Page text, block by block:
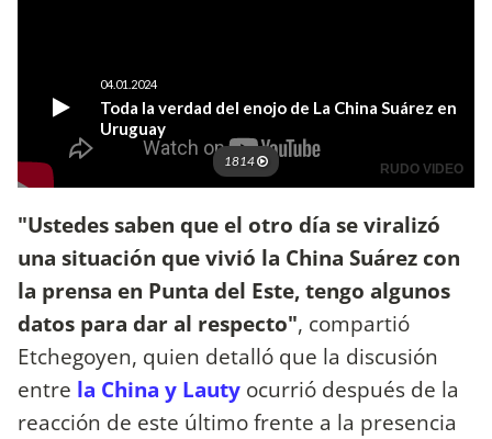
"Ustedes saben que el otro día se viralizó
una situación que vivió la China Suárez con
la prensa en Punta del Este, tengo algunos
datos para dar al respecto", compartió
Etchegoyen, quien detalló que la discusión
entre la China y Lauty ocurrió después de la
reacción de este último frente a la presencia